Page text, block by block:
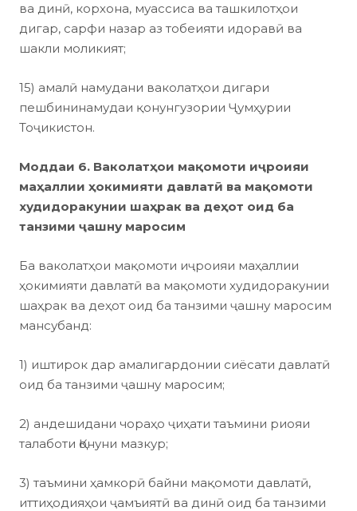
ва динӣ, корхона, муассиса ва ташкилотҳои
дигар, сарфи назар аз тобеияти идоравӣ ва
шакли моликият;
15) амалӣ намудани ваколатҳои дигари
пешбининамудаи қонунгузории Ҷумҳурии
Тоҷикистон.
Моддаи 6. Ваколатҳои мақомоти иҷроияи
маҳаллии ҳокимияти давлатӣ ва мақомоти
худидоракунии шаҳрак ва деҳот оид ба
танзими ҷашну маросим
Ба ваколатҳои мақомоти иҷроияи маҳаллии
ҳокимияти давлатӣ ва мақомоти худидоракунии
шаҳрак ва деҳот оид ба танзими ҷашну маросим
мансубанд:
1) иштирок дар амалигардонии сиёсати давлатӣ
оид ба танзими ҷашну маросим;
2) андешидани чораҳо ҷиҳати таъмини риояи
талаботи Қонуни мазкур;
3) таъмини ҳамкорӣ байни мақомоти давлатӣ,
иттиҳодияҳои ҷамъиятӣ ва динӣ оид ба танзими